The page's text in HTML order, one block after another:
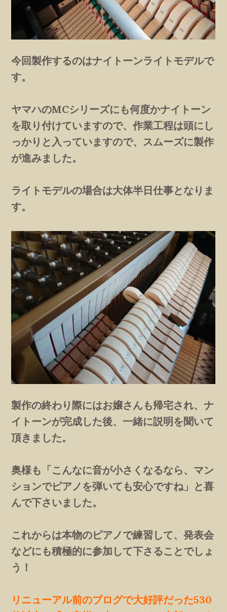
今回製作するのはナイトーンライトモデルで
す。
ヤマハのMCシリーズにも何度かナイトーン
を取り付けていますので、作業工程は頭にし
っかりと入っていますので、スムーズに製作
が進みました。
ライトモデルの場合は大体半日仕事となりま
す。
製作の終わり際にはお嬢さんも帰宅され、ナ
イトーンが完成した後、一緒に説明を聞いて
頂きました。
奥様も「こんなに音が小さくなるなら、マン
ションでピアノを弾いても安心ですね」と喜
んで下さいました。
これからは本物のピアノで練習して、発表会
などにも積極的に参加して下さることでしょ
う！
リニューアル前のブログで大好評だった530